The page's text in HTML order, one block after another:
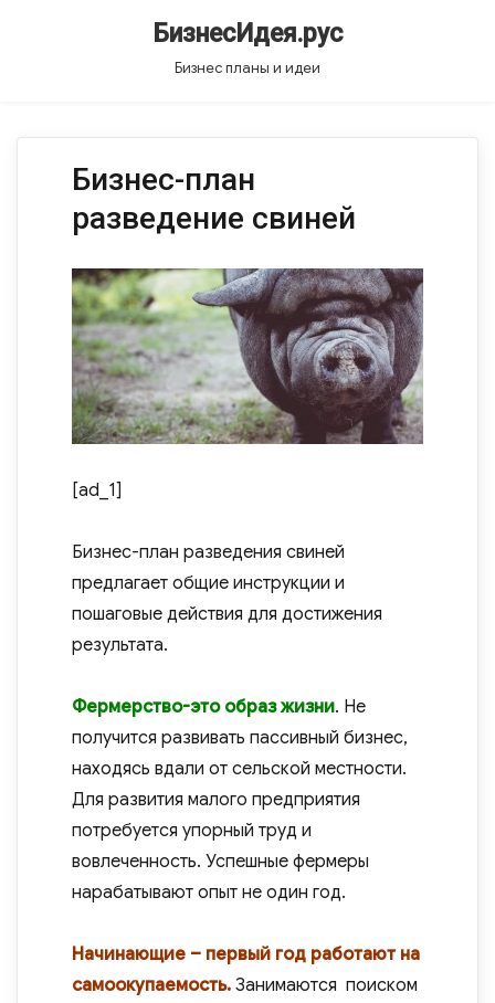
БизнесИдея.рус
Бизнес планы и идеи
Бизнес-план
разведение свиней
[ad_1]
Бизнес-план разведения свиней
предлагает общие инструкции и
пошаговые действия для достижения
результата.
Фермерство-это образ жизни. Не
получится развивать пассивный бизнес,
находясь вдали от сельской местности.
Для развития малого предприятия
потребуется упорный труд и
вовлеченность. Успешные фермеры
нарабатывают опыт не один год.
Начинающие – первый год работают на
самоокупаемость.Занимаются поиском